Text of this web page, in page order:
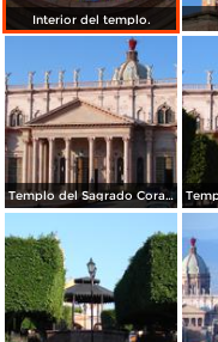
Interior del templo.
Templo del Sagrado Corazón de Jesús